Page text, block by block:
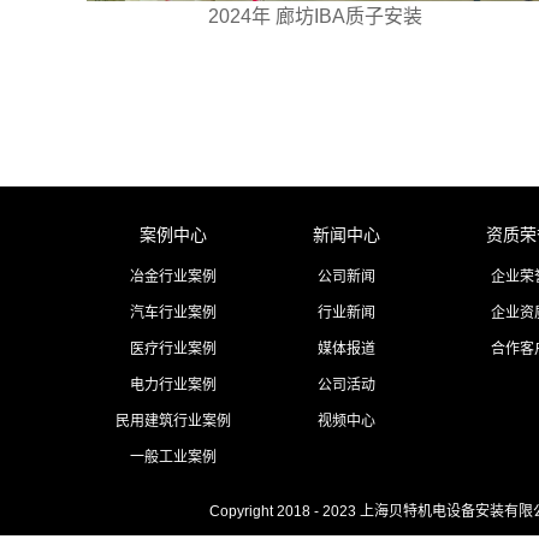
2024年 廊坊IBA质子安装
案例中心
冶金行业案例
汽车行业案例
医疗行业案例
电力行业案例
民用建筑行业案例
一般工业案例
新闻中心
公司新闻
行业新闻
媒体报道
公司活动
视频中心
资质
企业荣
企业资
合作客
Copyright 2018 - 2023 上海贝特机电设备安装有限